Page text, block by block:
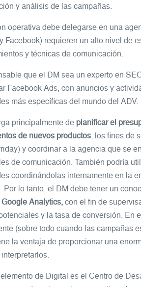
y análisis de las campañas.
operativa debe delegarse en una
Facebook) requieren un alto nivel de
y técnicas de comunicación.
que el DM sea un experto en
Facebook Ads, con anuncios y
más específicas del mundo del ADV.
principalmente de planificar el
de nuevos productos, los fines de
y coordinar a la agencia que se
de comunicación. También podría
coordinándolas internamente en la
Por lo tanto, el DM debe tener un
Google Analytics,con el fin de
y la tasa de conversión. En
(sobre todo cuando las campañas
la ventaja de proporcionar una
de Digital es el Centro de